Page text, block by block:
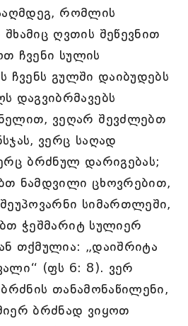
რომლის
ღვთის შეწევნით
ჩვენი სულის
ჩვენს გულში დაიბუდებს
დაგვიბრმავებს
ვეღარ შევძლებთ
ვერც საღად
ბრძნულ დარიგებას;
ნამდვილი ცხოვრებით,
სიმართლეში,
ჭეშმარიტ სულიერ
თქმულია: „დაიშრიტა
(ფს 6: 8). ვერ
თანამონაწილენი,
ბრძნად ვიყოთ